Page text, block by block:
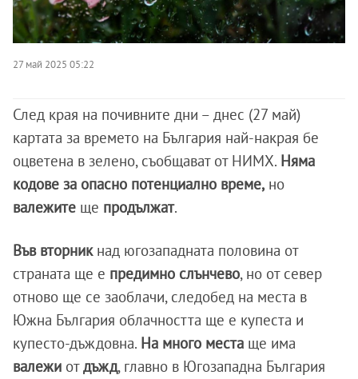
27 май 2025 05:22
След края на почивните дни – днес (27 май)
картата за времето на България най-накрая бе
оцветена в зелено, съобщават от НИМХ. Няма
кодове за опасно потенциално време, но
валежите ще продължат.
Във вторник над югозападната половина от
страната ще е предимно слънчево, но от север
отново ще се заоблачи, следобед на места в
Южна България облачността ще е купеста и
купесто-дъждовна. На много места ще има
валежи отдъжд, главно в Югозападна България